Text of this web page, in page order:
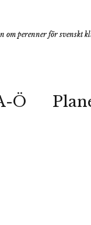
om perenner för svenskt
Ö